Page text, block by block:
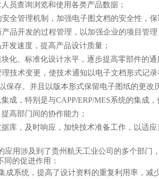
员查询浏览和使用各类产品数据；
全管理机制，加强电子图文档的安全性，
产品开发的过程管理，以加强企业的项目管
发速度，提高产品设计质量；
化、标准化设计水平，逐步提高零部件的
理技术变更，使技术通知以电子文档形式记
保存。并且以版本形式保留电子图纸的更改
成，特别是与CAPP/ERP/MES系统的集成
高部门间的协作能力；
库，及时响应，加快技术准备工作，以适
应用涉及到了贵州航天工业公司的多个部门
的促进作用：
成系统，提高了设计资料的重复利用率，减